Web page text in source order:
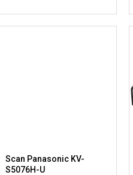
Scan Panasonic KV-
S5076H-U